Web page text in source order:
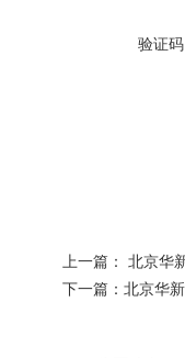
验证
上一篇： 北京华
下一篇： 北京华